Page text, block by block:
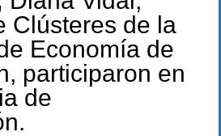
Clústeres de la
Economía de
participaron en
de